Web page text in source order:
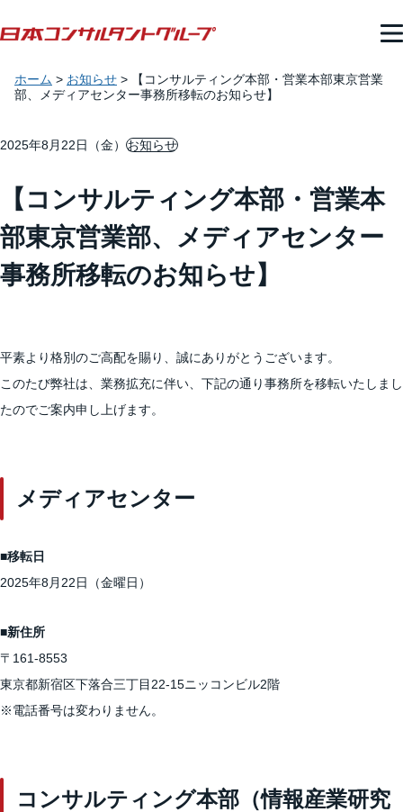
ホーム > お知らせ >
【コンサルティング本部・営業本部東京営業
部、メディアセンター事務所移転のお知らせ】
2025年8月22日（金） お知らせ
【コンサルティング本部・営業本
部東京営業部、メディアセンター
事務所移転のお知らせ】
平素より格別のご高配を賜り、誠にありがとうございます。
このたび弊社は、業務拡充に伴い、下記の通り事務所を移転いたしまし
たのでご案内申し上げます。
メディアセンター
■移転日
2025年8月22日（金曜日）
■新住所
〒161-8553
東京都新宿区下落合三丁目22-15ニッコンビル2階
※電話番号は変わりません。
コンサルティング本部（情報産業研究